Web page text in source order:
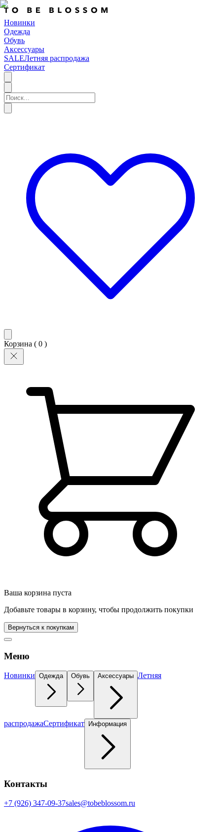
Новинки
Одежда
Обувь
Аксессуары
SALEЛетняя распродажа
Сертификат
Корзина ( 0 )
Ваша корзина пуста
Добавьте товары в корзину, чтобы продолжить покупки
Вернуться к покупкам
Меню
Новинки Одежда Обувь Аксессуары Летняя
распродажаСертификат Информация
Контакты
+7 (926) 347-09-37sales@tobeblossom.ru